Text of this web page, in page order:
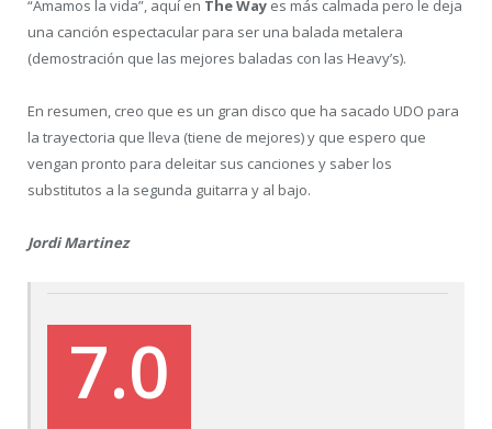
“Amamos la vida”, aquí en The Way es más calmada pero le deja
una canción espectacular para ser una balada metalera
(demostración que las mejores baladas con las Heavy’s).
En resumen, creo que es un gran disco que ha sacado UDO para
la trayectoria que lleva (tiene de mejores) y que espero que
vengan pronto para deleitar sus canciones y saber los
substitutos a la segunda guitarra y al bajo.
Jordi Martinez
7.0